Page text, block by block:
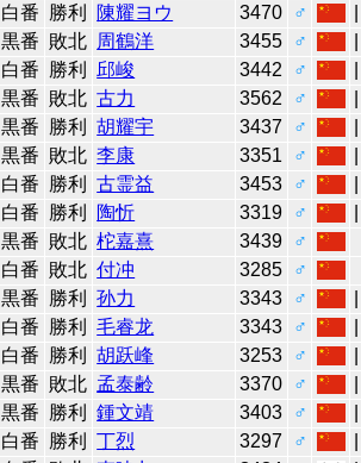
白番 勝利 陳耀ヨウ 3470 ♂
黒番 敗北 周鶴洋 3455 ♂
白番 勝利 邱峻 3442 ♂
黒番 敗北 古力 3562 ♂
黒番 勝利 胡耀宇 3437 ♂
黒番 敗北 李康 3351 ♂
白番 勝利 古霊益 3453 ♂
白番 勝利 陶忻 3319 ♂
黒番 敗北 柁嘉熹 3439
♂
白番 敗北 付冲 3285
♂
黒番 勝利 孙力 3343 ♂
白番 勝利 毛睿龙 3343 ♂
白番 勝利 胡跃峰 3253 ♂
黒番 敗北 孟泰齢 3370 ♂
黒番 勝利 鍾文靖 3403 ♂
白番 勝利 丁烈 3297 ♂